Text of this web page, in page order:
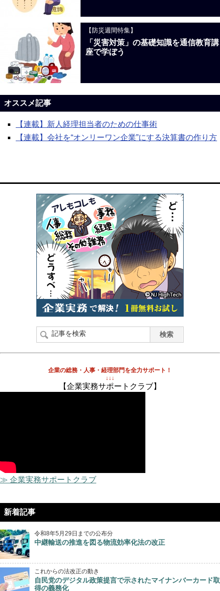
【防災週間特集】
「災害対策」の基礎知識を通信教育講
座で学ぼう
オススメ記事
【連載】新人経理担当者のための仕事術
【連載】会社を“オンリーワン企業”にする決算書の作り方
企業の総務・人事・経理部門を全力サポート！
↓↓↓
【企業実務サポートクラブ】
≫ 企業実務サポートクラブ
新着記事
令和8年5月29日までの公布分
中継輸送の推進を図る物流効率化法の改正
これからの法改正の動き
自民党のデジタル政策提言で示されたマイナンバーカード取
得の義務化